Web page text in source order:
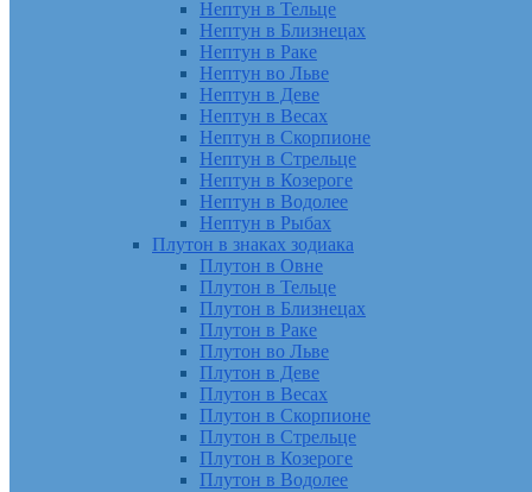
Нептун в Тельце
Нептун в Близнецах
Нептун в Раке
Нептун во Льве
Нептун в Деве
Нептун в Весах
Нептун в Скорпионе
Нептун в Стрельце
Нептун в Козероге
Нептун в Водолее
Нептун в Рыбах
Плутон в знаках зодиака
Плутон в Овне
Плутон в Тельце
Плутон в Близнецах
Плутон в Раке
Плутон во Льве
Плутон в Деве
Плутон в Весах
Плутон в Скорпионе
Плутон в Стрельце
Плутон в Козероге
Плутон в Водолее